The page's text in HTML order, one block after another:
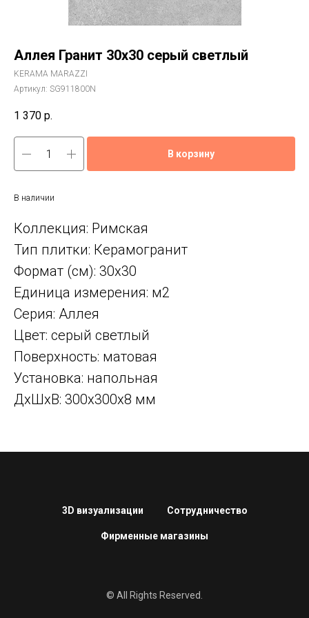
Аллея Гранит 30x30 серый светлый
KERAMA MARAZZI
Артикул: SG911800N
1 370 р.
В корзину
В наличии
Коллекция: Римская
Тип плитки: Керамогранит
Формат (см): 30x30
Единица измерения: м2
Серия: Аллея
Цвет: серый светлый
Поверхность: матовая
Установка: напольная
ДxШxВ: 300x300x8 мм
3D визуализации Сотрудничество
Фирменные магазины
© All Rights Reserved.